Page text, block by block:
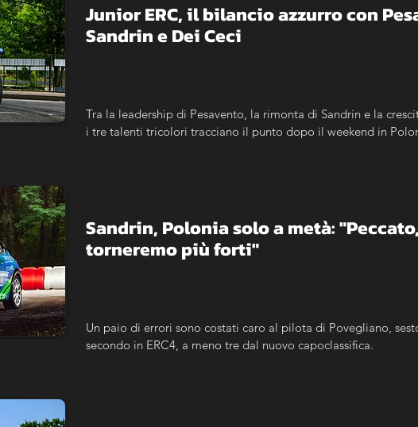
Junior ERC, il bilancio azzurro con
Sandrin e Dei Ceci
Tra la leadership di Pesavento, la rimonta di Sandrin e la
i tre talenti tricolori tracciano il punto dopo il weekend in
Sandrin, Polonia solo a metà:
torneremo più forti"
Un paio di errori sono costati caro al pilota di Povegliano,
secondo in ERC4, a meno tre dal nuovo capoclassifica.